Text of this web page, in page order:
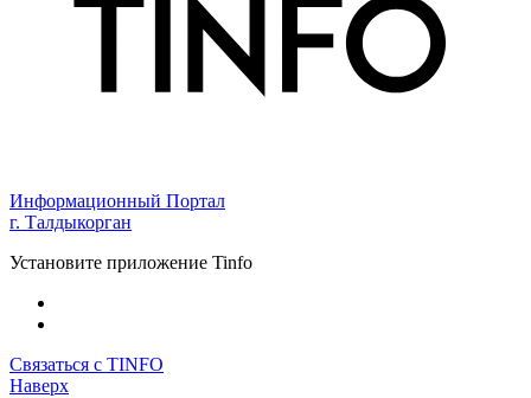
Информационный Портал
г. Талдыкорган
Установите приложение Tinfo
Связаться с TINFO
Наверх